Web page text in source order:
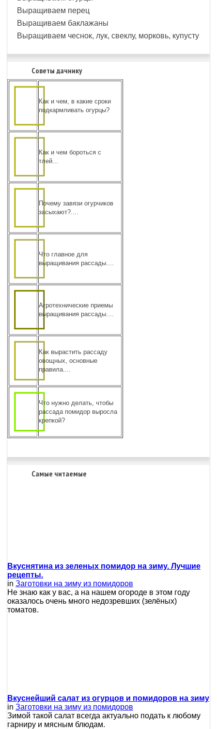
Выращиваем перец
Выращиваем баклажаны
Выращиваем чеснок, лук, свеклу, морковь, купусту
Советы дачнику
Как и чем, в какие сроки
подкармливать огурцы?
Как и чем бороться с
тлей...
Почему завязи огурчиков
засыхают?....
Что главное для
выращивания рассады....
Агротехнические приемы
выращивания рассады....
Как вырастить рассаду
овощных, основные
правила....
Что нужно делать, чтобы
рассада помидор выросла
крепкой?
Самые читаемые
Вкуснятина из зеленых помидор на зиму. Лучшие
рецепты.
in Заготовки на зиму из помидоров
Не знаю как у вас, а на нашем огороде в этом году
оказалось очень много недозревших (зелёных)
томатов.
Вкуснейший салат из огурцов и помидоров на зиму
in Заготовки на зиму из помидоров
Зимой такой салат всегда актуально подать к любому
гарниру и мясным блюдам.